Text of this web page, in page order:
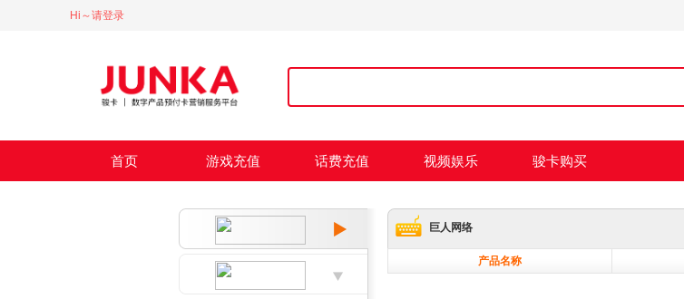
Hi～请登录
首页 游戏充值 话费充值 视频娱乐 骏卡购买
巨人网络
产品名称